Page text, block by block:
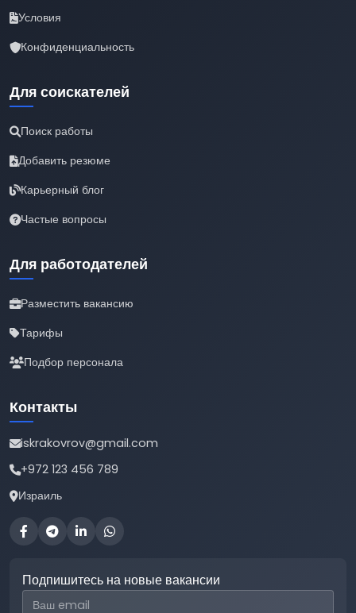
Условия
Конфиденциальность
Для соискателей
Поиск работы
Добавить резюме
Карьерный блог
Частые вопросы
Для работодателей
Разместить вакансию
Тарифы
Подбор персонала
Контакты
iskrakovrov@gmail.com
+972 123 456 789
Израиль
Подпишитесь на новые вакансии
Email для подписки